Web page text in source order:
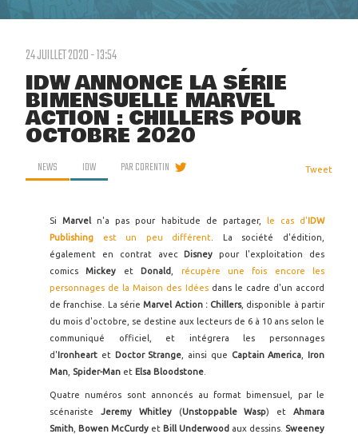
24 JUILLET 2020 - 13:54
IDW ANNONCE LA SÉRIE
BIMENSUELLE MARVEL
ACTION : CHILLERS POUR
OCTOBRE 2020
NEWS IDW PARCORENTIN Tweet
SiMarvel n'a pas pour habitude de partager, le cas d'IDW
Publishing est un peu différent . La société d'édition,
également en contrat avec Disney pour l'exploitation des
comicsMickey et Donald
récupère une fois encore les
personnages de la Maison des Idéesdans le cadre d'un accord
de franchise. La sérieMarvel Action : Chillers, disponible à partir
du mois d'octobre, se destine aux lecteurs de 6 à 10 ans selon le
communiqué officiel, et intégrera les personnages
d'Ironheart et Doctor Strange , ainsi que Captain America
Iron
Man Spider-Man et Elsa Bloodstone
Quatre numéros sont annoncés au format bimensuel, par le
scénariste Jeremy Whitley(Unstoppable Wasp) etAhmara
Smith Bowen McCurdy et Bill Underwood aux dessins. Sweeney